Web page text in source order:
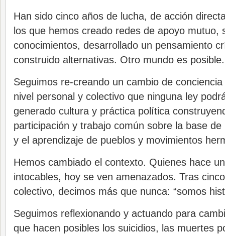
Han sido cinco años de lucha, de acción
los que hemos creado redes de apoyo mutuo,
conocimientos, desarrollado un pensamiento
construido alternativas. Otro mundo es posible.
Seguimos re-creando un cambio de
nivel personal y colectivo que ninguna ley
generado cultura y práctica política
participación y trabajo común sobre la base
y el aprendizaje de pueblos y movimientos
Hemos cambiado el contexto. Quienes hace
intocables, hoy se ven amenazados. Tras
colectivo, decimos más que nunca: “somos
Seguimos reflexionando y actuando para
que hacen posibles los suicidios, las muertes